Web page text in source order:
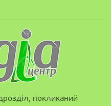
покликаний